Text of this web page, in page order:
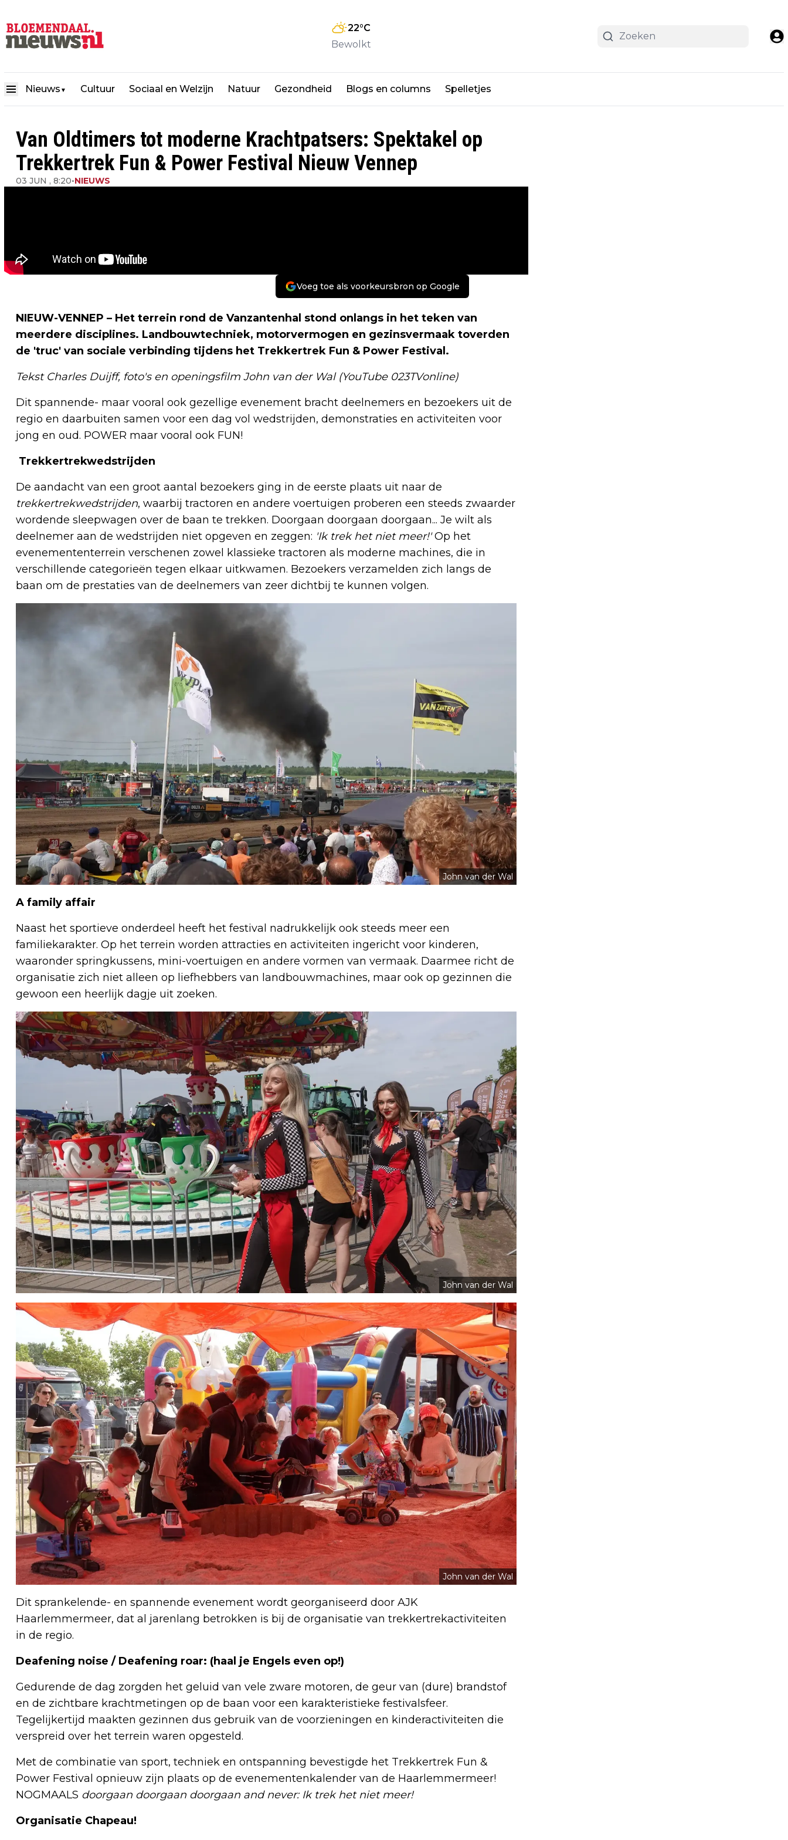
22°C
Bewolkt
Nieuws ▼ Cultuur Sociaal en Welzijn Natuur Gezondheid Blogs en columns Spelletjes
Van Oldtimers tot moderne Krachtpatsers: Spektakel op
Trekkertrek Fun & Power Festival Nieuw Vennep
03 JUN , 8:20•NIEUWS
Voeg toe als voorkeursbron op Google
NIEUW-VENNEP – Het terrein rond de Vanzantenhal stond onlangs in het teken van
meerdere disciplines. Landbouwtechniek, motorvermogen en gezinsvermaak toverden
de 'truc' van sociale verbinding tijdens het Trekkertrek Fun & Power Festival.
Tekst Charles Duijff, foto's en openingsfilm John van der Wal (YouTube 023TVonline)
Dit spannende- maar vooral ook gezellige evenement bracht deelnemers en bezoekers uit de
regio en daarbuiten samen voor een dag vol wedstrijden, demonstraties en activiteiten voor
jong en oud. POWER maar vooral ook FUN!
Trekkertrekwedstrijden
De aandacht van een groot aantal bezoekers ging in de eerste plaats uit naar de
trekkertrekwedstrijden, waarbij tractoren en andere voertuigen proberen een steeds zwaarder
wordende sleepwagen over de baan te trekken. Doorgaan doorgaan doorgaan... Je wilt als
deelnemer aan de wedstrijden niet opgeven en zeggen: 'Ik trek het niet meer!'Op het
evenemententerrein verschenen zowel klassieke tractoren als moderne machines, die in
verschillende categorieën tegen elkaar uitkwamen. Bezoekers verzamelden zich langs de
baan om de prestaties van de deelnemers van zeer dichtbij te kunnen volgen.
John van der Wal
A family affair
Naast het sportieve onderdeel heeft het festival nadrukkelijk ook steeds meer een
familiekarakter. Op het terrein worden attracties en activiteiten ingericht voor kinderen,
waaronder springkussens, mini-voertuigen en andere vormen van vermaak. Daarmee richt de
organisatie zich niet alleen op liefhebbers van landbouwmachines, maar ook op gezinnen die
gewoon een heerlijk dagje uit zoeken.
John van der Wal
John van der Wal
Dit sprankelende- en spannende evenement wordt georganiseerd door AJK
Haarlemmermeer, dat al jarenlang betrokken is bij de organisatie van trekkertrekactiviteiten
in de regio.
Deafening noise / Deafening roar: (haal je Engels even op!)
Gedurende de dag zorgden het geluid van vele zware motoren, de geur van (dure) brandstof
en de zichtbare krachtmetingen op de baan voor een karakteristieke festivalsfeer.
Tegelijkertijd maakten gezinnen dus gebruik van de voorzieningen en kinderactiviteiten die
verspreid over het terrein waren opgesteld.
Met de combinatie van sport, techniek en ontspanning bevestigde het Trekkertrek Fun &
Power Festival opnieuw zijn plaats op de evenementenkalender van de Haarlemmermeer!
NOGMAALS doorgaan doorgaan doorgaan and never: Ik trek het niet meer!
Organisatie Chapeau!